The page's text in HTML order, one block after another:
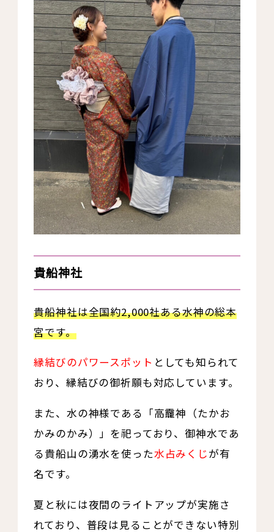
貴船神社
貴船神社は全国約2,000社ある水神の総本
宮です。
縁結びのパワースポット としても知られて
おり、縁結びの御祈願も対応しています。
また、水の神様である「高龗神（たかお
かみのかみ）」を祀っており、御神水であ
る貴船山の湧水を使った水占みくじが有
名です。
夏と秋には夜間のライトアップが実施さ
れており、普段は見ることができない特別